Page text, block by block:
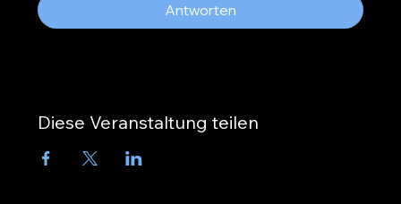
Antworten
Diese Veranstaltung teilen